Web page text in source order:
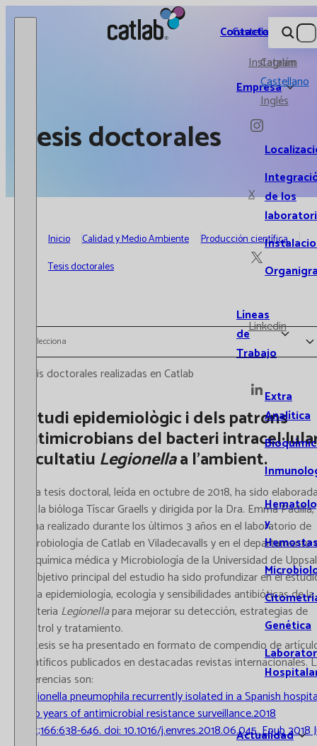
Catlab.
Empresa
de los
Líneas
de
Trabajo
Extra
Analítica
y
Genética
Actualidad
Contacto
Instagram
X
Linkedin
Castellano
Catalán
Castellano
Inglés
Tesis doctorales
Inicio Calidad y Medio Ambiente
Producción científica
Tesis doctorales
Selecciona
Tesis doctorales realizadas en Catlab
Estudi epidemiològic i dels patrons
antimicrobians del bacteri
facultatiu Legionellaa l'ambient.
Esta tesis doctoral, leída en octubre de 2018, ha sido
por la bióloga Tíscar Graells y dirigida por la Dra. Emma
se ha realizado durante los últimos 3 años en el laboratorio de
Microbiología de Catlab en Viladecavalls y en el departamento
Bioquímica médica y Microbiología de la Universidad de
El objetivo principal del estudio ha sido profundizar en el
de la epidemiología, ecología y sensibilidades antibióticas de la
bacteria Legionellapara mejorar su detección, estrategias de
control y tratamiento.
La tesis se ha presentado en formato de compendio de
científicos publicados en destacadas revistas internacionales.
referencias son:
Legionella pneumophila recurrently isolated in a Spanish
Two years of antimicrobial resistance surveillance.2018
Oct;166:638-646. doi: 10.1016/j.envres.2018.06.045. Epub 2018